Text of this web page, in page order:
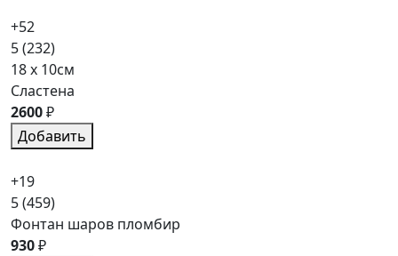
+52
5(232)
18 x 10см
Сластена
2600₽
Добавить
+19
5(459)
Фонтан шаров пломбир
930₽